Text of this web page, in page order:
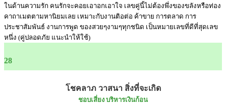
ในด้านความรัก คนรักจะคอยเอาอกเอาใจ เลขคู่นี้ไม่ต้องพึ่งของขลังหรือท่อง
คาถาเมตตามหานิยมเลย เหมาะกับงานติอต่อ ค้าขาย การตลาด การ
ประชาสัมพันธ์ งานการพูด ของสวยๆงามๆทุกชนิด เป็นหมายเลขที่ดีที่สุดเลข
หนึ่ง (คู่ปลอดภัย แนะนำให้ใช้)
28
โชคลาภ วาสนา สิ่งที่จะเกิด
ชอบเสี่ยง บริหารเงินก้อน